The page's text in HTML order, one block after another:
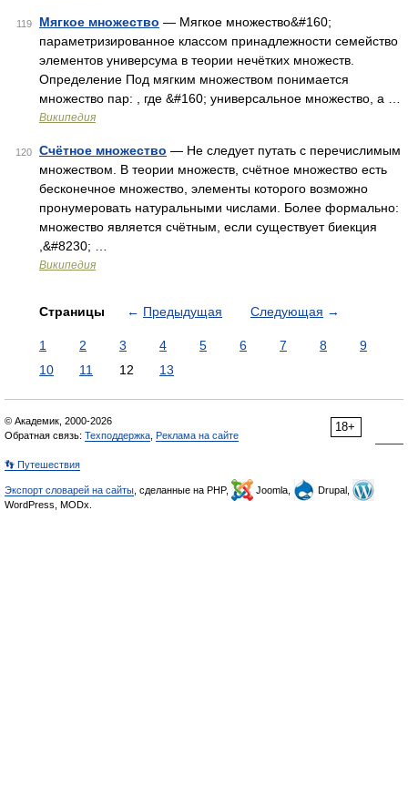
119 Мягкое множество — Мягкое множество&#160;
параметризированное классом принадлежности семейство
элементов универсума в теории нечётких множеств.
Определение Под мягким множеством понимается
множество пар: , где &#160; универсальное множество, а …
Википедия
120 Счётное множество — Не следует путать с перечислимым
множеством. В теории множеств, счётное множество есть
бесконечное множество, элементы которого возможно
пронумеровать натуральными числами. Более формально:
множество является счётным, если существует биекция
,&#8230; …
Википедия
Страницы ← Предыдущая Следующая →
1 2 3 4 5 6 7 8
9
10
11 12 13
18+
© Академик, 2000-2026
Обратная связь: Техподдержка Реклама на сайте
👣 Путешествия
Экспорт словарей на сайты , сделанные на PHP, Joomla,
Drupal,
WordPress, MODx.